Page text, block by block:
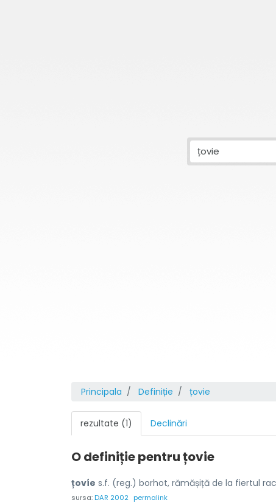
Principala Definiție țovie
rezultate (1) Declinări
O definiție pentruțovie
țovíe s.f. (reg.) borhot, rămășiță de la fiertul
sursa:DAR 2002 permalink